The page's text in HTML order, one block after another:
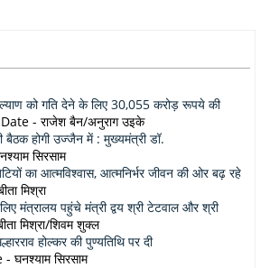
को गति देने के लिए 30,055 करोड़ रूपये की
- राजेश बैन/अनुराग उइके
बैठक होगी उज्जैन में : मुख्यमंत्री डॉ.
सिरसाम
का आत्मविश्वास, आत्मनिर्भर जीवन की ओर बढ़ रहे
मिश्रा
मंत्रालय पहुंचे मंत्री द्वय श्री टेटवाल और श्री
मिश्रा/शिवम शुक्ल
होल्कर की पुण्यतिथि पर दी
- घनश्याम सिरसाम